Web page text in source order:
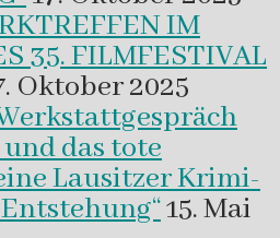
IM
35. FILMFESTIVAL
Oktober 2025
und das tote
Lausitzer Krimi-
15. Mai